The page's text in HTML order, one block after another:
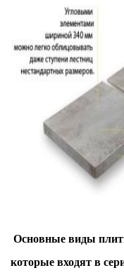
Основные виды
которые входят в